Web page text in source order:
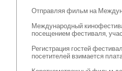
Отправляя фильм на
Международный
посещением фестиваля,
Регистрация гостей
посетителей взимается